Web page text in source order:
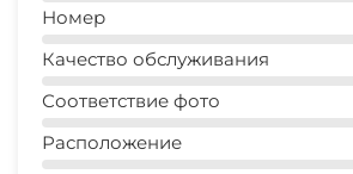
Номер
Качество обслуживания
Соответствие фото
Расположение